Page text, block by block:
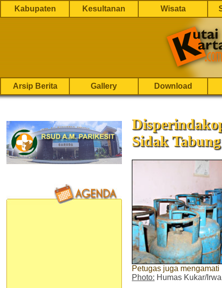
Kabupaten Kesultanan Wisata
Arsip Berita Gallery Download
Sidak
Petugas juga
Photo: Humas Kukar/